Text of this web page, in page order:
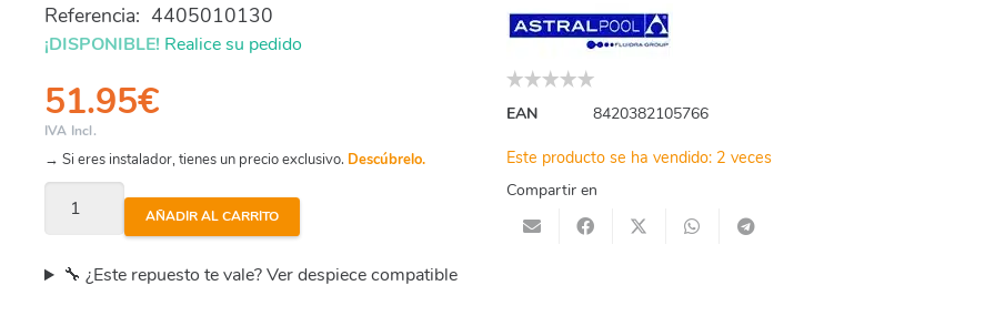
Referencia: 4405010130
¡DISPONIBLE!Realice su pedido
51.95€
IVA Incl.
→ Si eres instalador, tienes un precio exclusivo. Descúbrelo.
Astral
Victoria
-
AÑADIR AL CARRITO
EAN 8420382105766
Este producto se ha vendido: 2 veces
Compartir en
🔧 ¿Este repuesto te vale? Ver despiece compatible